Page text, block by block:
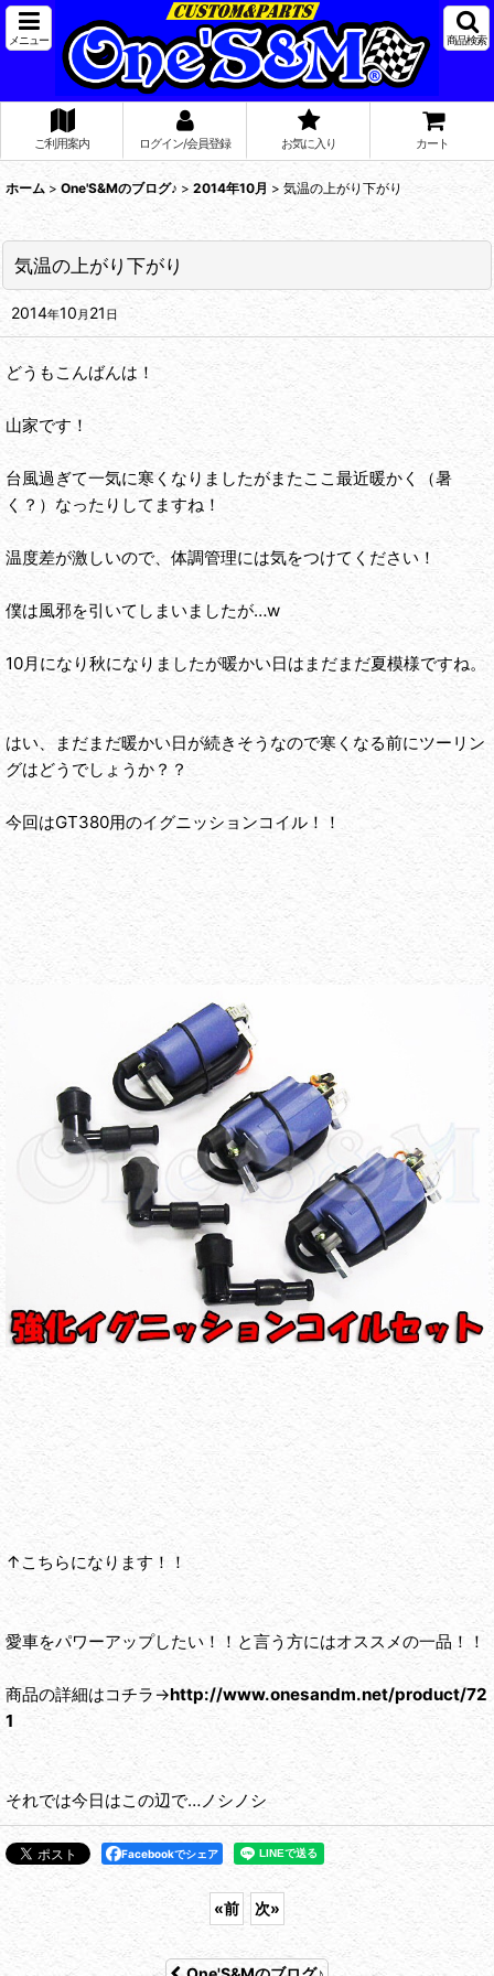
メニュー 商品検索
ご利用案内 ログイン/会員登録 お気に入り カート
ホーム > One'S&Mのブログ♪ > 2014年10月 > 気温の上がり下がり
気温の上がり下がり
2014年10月 21 日
どうもこんばんは！
山家です！
台風過ぎて一気に寒くなりましたがまたここ最近暖かく（暑
く？）なったりしてますね！
温度差が激しいので、体調管理には気をつけてください！
僕は風邪を引いてしまいましたが…w
10月になり秋になりましたが暖かい日はまだまだ夏模様ですね。
はい、まだまだ暖かい日が続きそうなので寒くなる前にツーリン
グはどうでしょうか？？
今回はGT380用のイグニッションコイル！！
↑こちらになります！！
愛車をパワーアップしたい！！と言う方にはオススメの一品！！
商品の詳細はコチラ→http://www.onesandm.net/product/72
1
それでは今日はこの辺で…ノシノシ
Facebookでシェア
«前 次»